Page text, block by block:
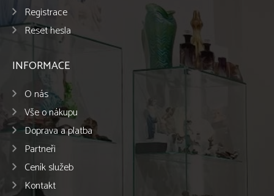
Registrace
Reset hesla
INFORMACE
O nás
Vše o nákupu
Doprava a platba
Partneři
Ceník služeb
Kontakt